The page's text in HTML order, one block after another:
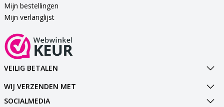
Mijn bestellingen
Mijn verlanglijst
VEILIG BETALEN
WIJ VERZENDEN MET
SOCIALMEDIA